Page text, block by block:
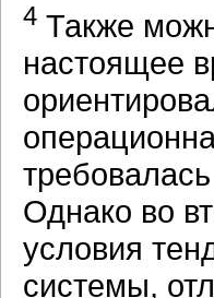
4 Также
настоящее
Однако во
условия
системы,